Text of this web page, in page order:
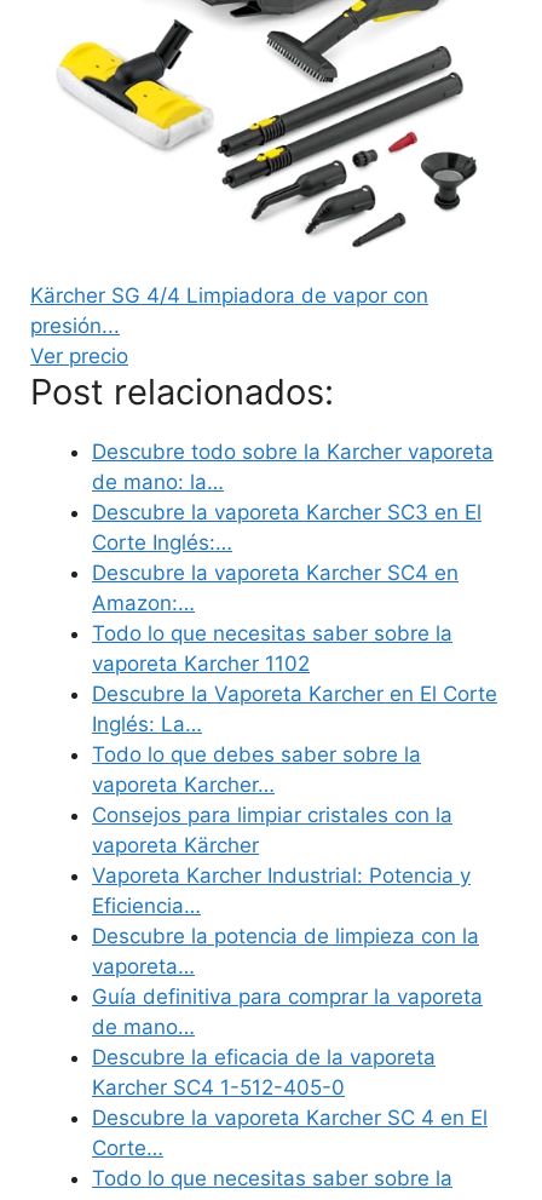
Kärcher SG 4/4 Limpiadora de vapor con
presión...
Ver precio
Post relacionados:
Descubre todo sobre la Karcher vaporeta
de mano: la…
Descubre la vaporeta Karcher SC3 en El
Corte Inglés:…
Descubre la vaporeta Karcher SC4 en
Amazon:…
Todo lo que necesitas saber sobre la
vaporeta Karcher 1102
Descubre la Vaporeta Karcher en El Corte
Inglés: La…
Todo lo que debes saber sobre la
vaporeta Karcher…
Consejos para limpiar cristales con la
vaporeta Kärcher
Vaporeta Karcher Industrial: Potencia y
Eficiencia…
Descubre la potencia de limpieza con la
vaporeta…
Guía definitiva para comprar la vaporeta
de mano…
Descubre la eficacia de la vaporeta
Karcher SC4 1-512-405-0
Descubre la vaporeta Karcher SC 4 en El
Corte…
Todo lo que necesitas saber sobre la